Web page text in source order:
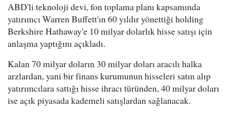
ABD'li teknoloji devi, fon toplama planı kapsamında
yatırımcı Warren Buffett'ın 60 yıldır yönettiği holding
Berkshire Hathaway'e 10 milyar dolarlık hisse satışı için
anlaşma yaptığını açıkladı.
Kalan 70 milyar doların 30 milyar doları aracılı halka
arzlardan, yani bir finans kurumunun hisseleri satın alıp
yatırımcılara sattığı hisse ihracı türünden, 40 milyar doları
ise açık piyasada kademeli satışlardan sağlanacak.